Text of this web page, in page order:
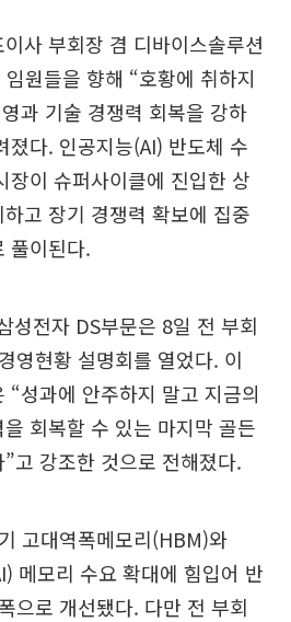
사 부회장 겸 디바이스솔루션
원들을 향해 “호황에 취하지
과 기술 경쟁력 회복을 강하
졌다. 인공지능(AI) 반도체 수
장이 슈퍼사이클에 진입한 상
고 장기 경쟁력 확보에 집중
풀이된다.
성전자 DS부문은 8일 전 부회
영현황 설명회를 열었다. 이
“성과에 안주하지 말고 지금의
회복할 수 있는 마지막 골든
고 강조한 것으로 전해졌다.
고대역폭메모리(HBM)와
메모리 수요 확대에 힘입어 반
으로 개선됐다. 다만 전 부회